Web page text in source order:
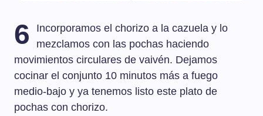
6
Incorporamos el chorizo a la cazuela y lo
mezclamos con las pochas haciendo
movimientos circulares de vaivén. Dejamos
cocinar el conjunto 10 minutos más a fuego
medio-bajo y ya tenemos listo este plato de
pochas con chorizo.